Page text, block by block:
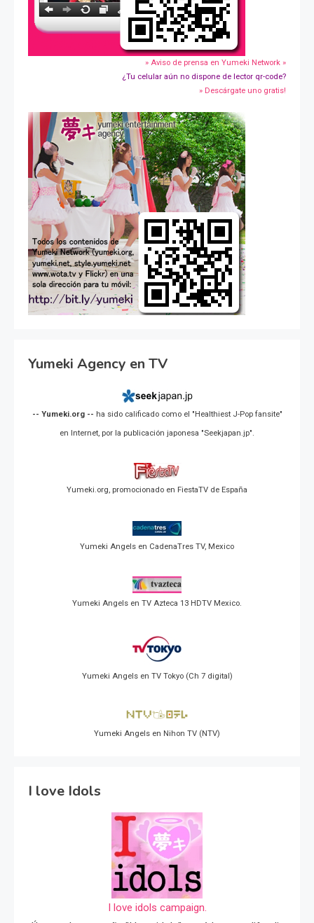
» Aviso de prensa en Yumeki Network »
¿Tu celular aún no dispone de lector qr-code?
» Descárgate uno gratis!
Yumeki Agency en TV
-- Yumeki.org -- ha sido calificado como el "Healthiest J-Pop fansite"
en Internet, por la publicación japonesa "Seekjapan.jp".
Yumeki.org, promocionado en FiestaTV de España
Yumeki Angels en CadenaTres TV, Mexico
Yumeki Angels en TV Azteca 13 HDTV Mexico.
Yumeki Angels en TV Tokyo (Ch 7 digital)
Yumeki Angels en Nihon TV (NTV)
I love Idols
I love idols campaign.